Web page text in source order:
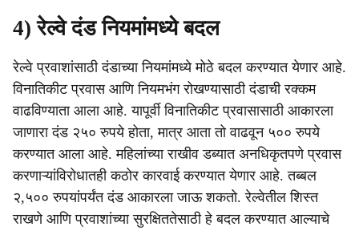
4) रेल्वे दंड नियमांमध्ये बदल
रेल्वे प्रवाशांसाठी दंडाच्या नियमांमध्ये मोठे बदल करण्यात येणार आहे.
विनातिकीट प्रवास आणि नियमभंग रोखण्यासाठी दंडाची रक्कम
वाढविण्याता आला आहे. यापूर्वी विनातिकीट प्रवासासाठी आकारला
जाणारा दंड २५० रुपये होता, मात्र आता तो वाढवून ५०० रुपये
करण्यात आला आहे. महिलांच्या राखीव डब्यात अनधिकृतपणे प्रवास
करणाऱ्यांविरोधातही कठोर कारवाई करण्यात येणार आहे. तब्बल
२,५०० रुपयांपर्यंत दंड आकारला जाऊ शकतो. रेल्वेतील शिस्त
राखणे आणि प्रवाशांच्या सुरक्षिततेसाठी हे बदल करण्यात आल्याचे